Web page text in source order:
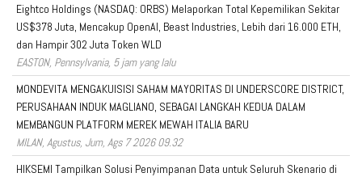
Eightco Holdings (NASDAQ: ORBS) Melaporkan Total Kepemilikan Sekitar
US$378 Juta, Mencakup OpenAI, Beast Industries, Lebih dari 16.000 ETH,
dan Hampir 302 Juta Token WLD
EASTON, Pennsylvania, 5 jam yang lalu
MONDEVITA MENGAKUISISI SAHAM MAYORITAS DI UNDERSCORE DISTRICT,
PERUSAHAAN INDUK MAGLIANO, SEBAGAI LANGKAH KEDUA DALAM
MEMBANGUN PLATFORM MEREK MEWAH ITALIA BARU
MILAN, Agustus, Jum, Ags 7 2026 09.32
HIKSEMI Tampilkan Solusi Penyimpanan Data untuk Seluruh Skenario di